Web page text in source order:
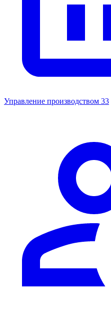
Управление производством 33